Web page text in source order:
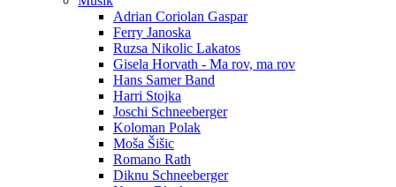
Adrian Coriolan Gaspar
Ferry Janoska
Ruzsa Nikolic Lakatos
Gisela Horvath - Ma rov, ma rov
Hans Samer Band
Harri Stojka
Joschi Schneeberger
Koloman Polak
Moša Šišic
Romano Rath
Diknu Schneeberger